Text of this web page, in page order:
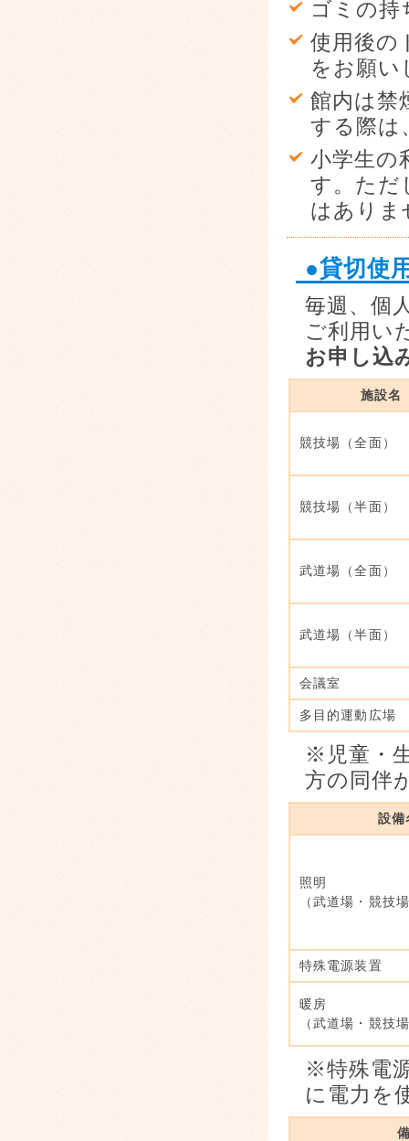
ゴミの
使用後の
をお願い
館内は禁
する際は
小学生の
す。ただ
はありま
●貸切使
毎週、個
ご利用い
お申し込
施設名
競技場（全面）
競技場（半面）
武道場（全面）
武道場（半面）
会議室
多目的運動広場
※児童・
方の同伴
設備
照明
（武道場・競技
特殊電源装置
暖房
（武道場・競技
※特殊電
に電力を